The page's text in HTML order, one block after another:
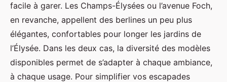
facile à garer. Les Champs-Élysées ou l’avenue Foch,
en revanche, appellent des berlines un peu plus
élégantes, confortables pour longer les jardins de
l’Élysée. Dans les deux cas, la diversité des modèles
disponibles permet de s’adapter à chaque ambiance,
à chaque usage. Pour simplifier vos escapades